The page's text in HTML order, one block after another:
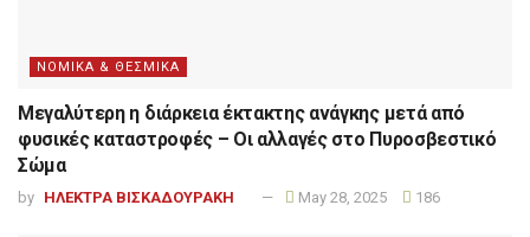
ΝΟΜΙΚΑ & ΘΕΣΜΙΚΑ
Μεγαλύτερη η διάρκεια έκτακτης ανάγκης μετά από
φυσικές καταστροφές – Οι αλλαγές στο Πυροσβεστικό
Σώμα
by ΗΛΕΚΤΡΑ ΒΙΣΚΑΔΟΥΡΑΚΗ May 28, 2025 186